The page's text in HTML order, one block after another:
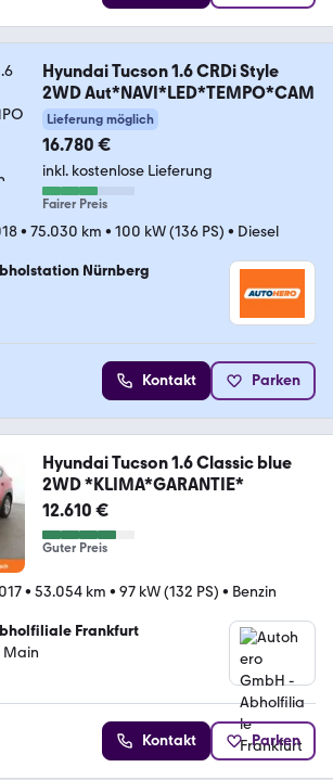
Hyundai Tucson 1.6 CRDi Style
2WD Aut*NAVI*LED*TEMPO*CAM
Lieferung möglich
16.780 €
inkl. kostenlose Lieferung
Fairer Preis
• 75.030 km • 100 kW (136 PS) • Diesel
Nürnberg
Kontakt Parken
Hyundai Tucson 1.6 Classic blue
2WD *KLIMA*GARANTIE*
12.610 €
Guter Preis
• 53.054 km • 97 kW (132 PS) • Benzin
Frankfurt
Main
Kontakt Parken